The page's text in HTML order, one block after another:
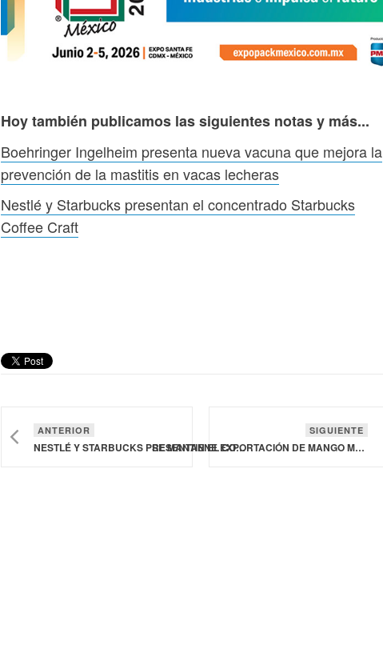
Hoy también publicamos las siguientes notas y más...
Boehringer Ingelheim presenta nueva vacuna que mejora la
prevención de la mastitis en vacas lecheras
Nestlé y Starbucks presentan el concentrado Starbucks
Coffee Craft
ANTERIOR
NESTLÉ Y STARBUCKS PRESENTAN EL CONCENTRADO STARBUCKS COFFEE CRAFT
SIGUIENTE
SE MANTIENE EXPORTACIÓN DE MANGO MEXICANO HACIA ESTADOS UNIDOS